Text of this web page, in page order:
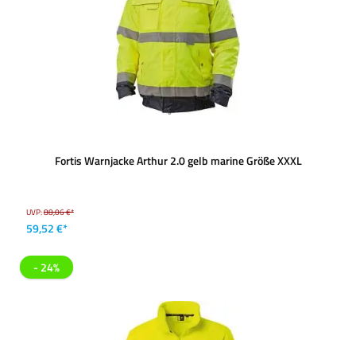
Fortis Warnjacke Arthur 2.0 gelb marine Größe XXXL
UVP:88,06 €*
59,52 €*
- 24%